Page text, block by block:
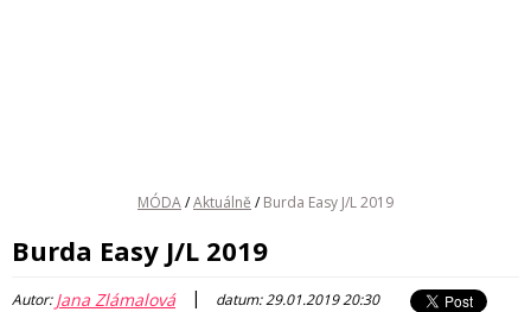
MÓDA/Aktuálně / Burda Easy J/L 2019
Burda Easy J/L 2019
Autor:Jana Zlámalová | datum: 29.01.2019 20:30